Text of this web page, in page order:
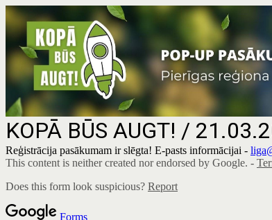
KOPĀ BŪS AUGT! /
Reģistrācija pasākumam ir slēgta! E-pasts informācijai -
This content is neither created nor endorsed by Google. -
Does this form look suspicious? Report
Forms